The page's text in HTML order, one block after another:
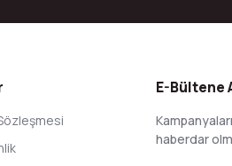
E-Bültene
haberdar